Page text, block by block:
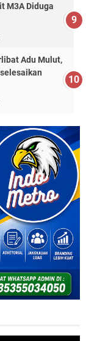
M3A Diduga
Adu Mulut,